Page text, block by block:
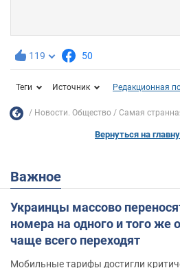
119 50
Теги Источник Редакционная
Новости. Общество Самая
Вернуться на
Важное
Украинцы массово
номера на одного и того же
чаще всего переходят
Мобильные тарифы достигли